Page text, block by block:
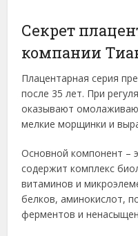
Секрет
компании
Плацентарная серия
после 35 лет. При
оказывают
мелкие морщинки и
Основной компонент –
содержит комплекс
витаминов и
белков, аминокислот,
ферментов и